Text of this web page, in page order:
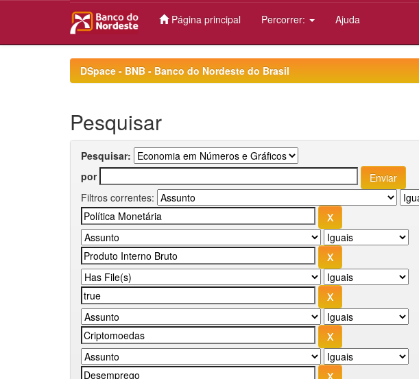
Página principal Percorrer: Ajuda
DSpace - BNB - Banco do Nordeste do Brasil
Pesquisar
Pesquisar:
por
Filtros correntes: